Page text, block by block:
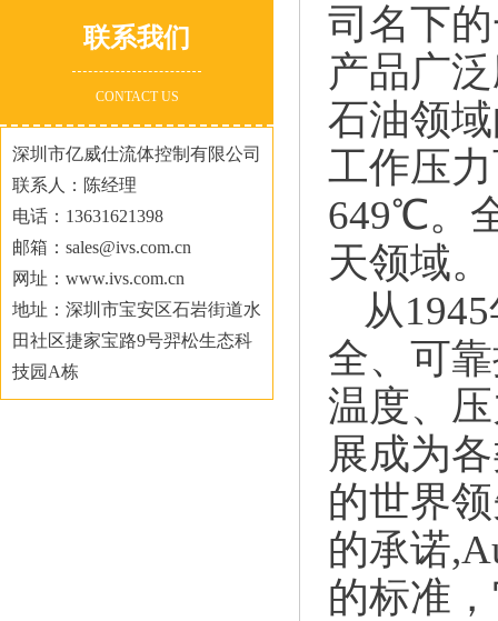
联系我们
CONTACT US
深圳市亿威仕流体控制有限公司
联系人：陈经理
电话：13631621398
邮箱：sales@ivs.com.cn
网址：www.ivs.com.cn
地址：深圳市宝安区石岩街道水
田社区捷家宝路9号羿松生态科
技园A栋
司名下
产品广
石油领
工作压
649℃。
天领域。
从
全、可
温度、
展成为
的世界
的承诺
的标准